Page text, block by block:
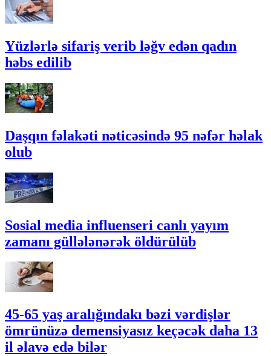
Yüzlərlə sifariş verib ləğv edən qadın
həbs edilib
Daşqın fəlakəti nəticəsində 95 nəfər həlak
olub
Sosial media influenseri canlı yayım
zamanı güllələnərək öldürülüb
45-65 yaş aralığındakı bəzi vərdişlər
ömrünüzə demensiyasız keçəcək daha 13
il əlavə edə bilər